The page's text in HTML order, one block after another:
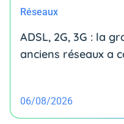
Réseaux
ADSL, 2G, 3G : la
anciens réseaux a
06/08/2026